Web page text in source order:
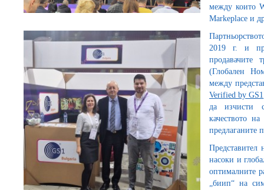
между които
Markeplace и
2019 г. и
(Глобален
между
Verified by GS1
да изчисти
качеството
предлаганите
Представител
насоки и
оптималните
„биип“ на